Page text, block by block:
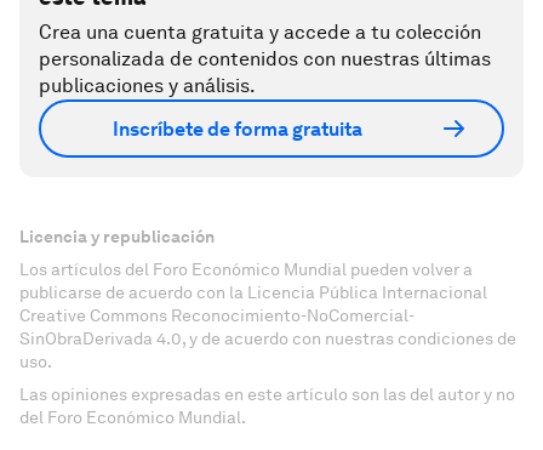
Crea una cuenta gratuita y accede a tu colección
personalizada de contenidos con nuestras últimas
publicaciones y análisis.
Inscríbete de forma gratuita
Licencia y republicación
Los artículos del Foro Económico Mundial pueden volver a
publicarse de acuerdo con la Licencia Pública Internacional
Creative Commons Reconocimiento-NoComercial-
SinObraDerivada 4.0, y de acuerdo con nuestras condiciones de
uso.
Las opiniones expresadas en este artículo son las del autor y no
del Foro Económico Mundial.